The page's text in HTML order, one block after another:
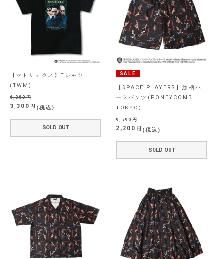
【マトリックス】Tシャツ
(TWM)
6,380
3,300 税込
SOLD OUT
SALE
【SPACE PLAYERS】総柄ハ
ーフパンツ(PONEYCOMB
TOKYO)
9,790
2,200 税込
SOLD OUT